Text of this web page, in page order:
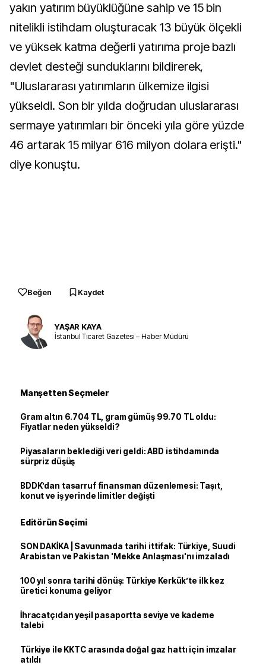
yakın yatırım büyüklüğüne sahip ve 15 bin
nitelikli istihdam oluşturacak 13 büyük ölçekli
ve yüksek katma değerli yatırıma proje bazlı
devlet desteği sunduklarını bildirerek,
"Uluslararası yatırımların ülkemize ilgisi
yükseldi. Son bir yılda doğrudan uluslararası
sermaye yatırımları bir önceki yıla göre yüzde
46 artarak 15 milyar 616 milyon dolara erişti."
diye konuştu.
Beğen Kaydet
YAŞAR KAYA
İstanbul Ticaret Gazetesi – Haber Müdürü
Manşetten Seçmeler
Gram altın 6.704 TL, gram gümüş 99.70 TL oldu:
Fiyatlar neden yükseldi?
Piyasaların beklediği veri geldi: ABD istihdamında
sürpriz düşüş
BDDK’dan tasarruf finansman düzenlemesi: Taşıt,
konut ve iş yerinde limitler değişti
Editörün Seçimi
SON DAKİKA | Savunmada tarihi ittifak: Türkiye, Suudi
Arabistan ve Pakistan 'Mekke Anlaşması'nı imzaladı
100 yıl sonra tarihi dönüş: Türkiye Kerkük’te ilk kez
üretici konuma geliyor
İhracatçıdan yeşil pasaportta seviye ve kademe
talebi
Türkiye ile KKTC arasında doğal gaz hattı için imzalar
atıldı